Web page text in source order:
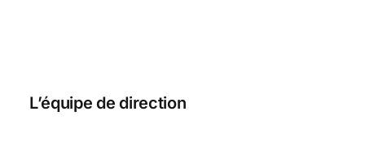
L’équipe de direction